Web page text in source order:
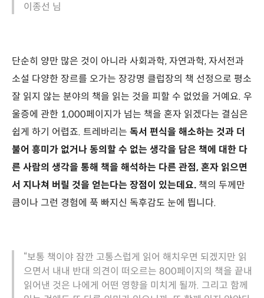
이종선 님
단순히 양만 많은 것이 아니라 사회과학, 자연과학, 자서전과
소설 다양한 장르를 오가는 장강명 클럽장의 책 선정으로 평소
잘 읽지 않는 분야의 책을 읽는 것을 피할 수 없었을 거예요. 우
울증에 관한 1,000페이지가 넘는 책을 혼자 읽겠다는 결심은
쉽게 하기 어렵죠. 트레바리는 독서 편식을 해소하는 것과 더
불어 흥미가 없거나 동의할 수 없는 생각을 담은 책에 대한 다
른 사람의 생각을 통해 책을 해석하는 다른 관점, 혼자 읽으면
서 지나쳐 버릴 것을 얻는다는 장점이 있는데요. 책의 두께만
큼이나 그런 경험에 푹 빠지신 독후감도 눈에 띕니다.
“보통 책이야 잠깐 고통스럽게 읽어 해치우면 되겠지만 읽
으면서 내내 반대 의견이 떠오르는 800페이지의 책을 끝내
읽어낸 것은 나에게 어떤 영향을 미치게 될까. 그리고 함께